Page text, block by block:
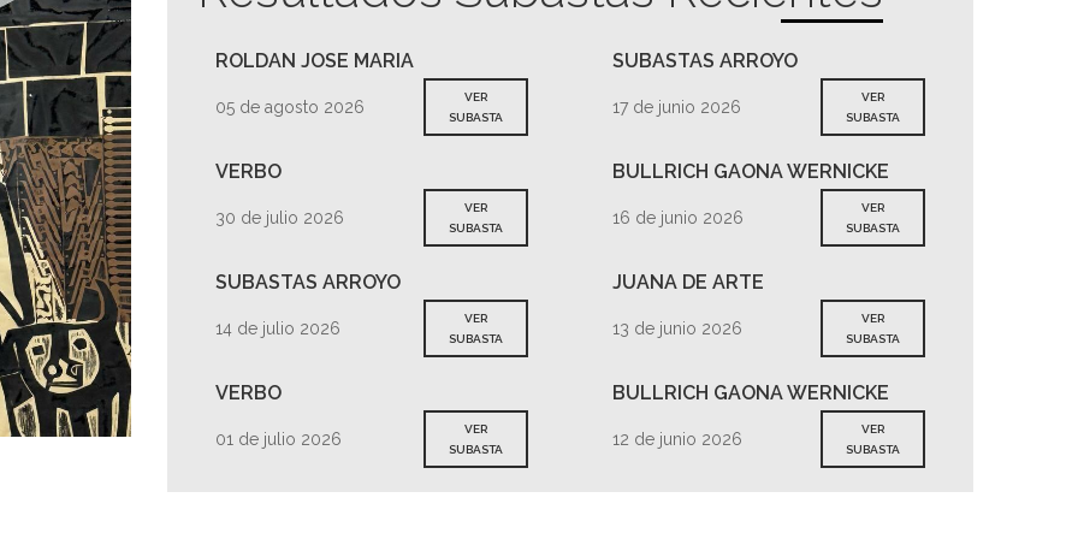
ROLDAN JOSE MARIA
05 de agosto 2026
VER
SUBASTA
VERBO
30 de julio 2026
VER
SUBASTA
SUBASTAS ARROYO
14 de julio 2026
VER
SUBASTA
VERBO
01 de julio 2026
VER
SUBASTA
SUBASTAS ARROYO
17 de junio 2026
VER
SUBASTA
BULLRICH GAONA WERNICKE
16 de junio 2026
VER
SUBASTA
JUANA DE ARTE
13 de junio 2026
VER
SUBASTA
BULLRICH GAONA WERNICKE
12 de junio 2026
VER
SUBASTA